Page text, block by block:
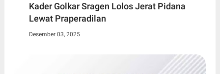
Kader Golkar Sragen Lolos Jerat Pidana
Lewat Praperadilan
Desember 03, 2025